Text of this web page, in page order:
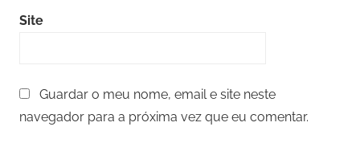
Site
Guardar o meu nome, email e site neste
navegador para a próxima vez que eu comentar.